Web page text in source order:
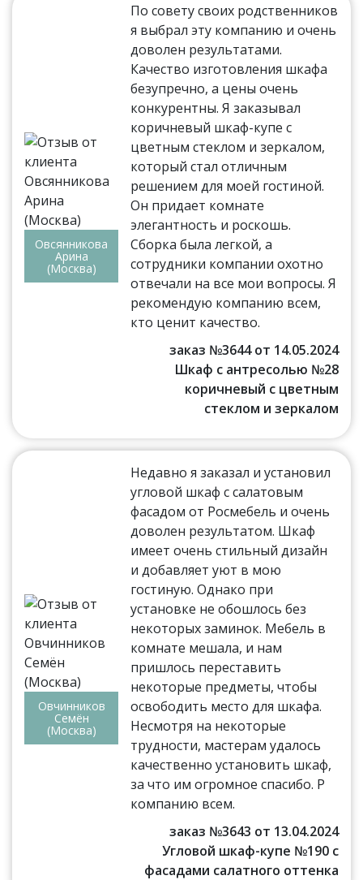
Овсянникова
Арина
(Москва)
По совету своих родственников
я выбрал эту компанию и очень
доволен результатами.
Качество изготовления шкафа
безупречно, а цены очень
конкурентны. Я заказывал
коричневый шкаф-купе с
цветным стеклом и зеркалом,
который стал отличным
решением для моей гостиной.
Он придает комнате
элегантность и роскошь.
Сборка была легкой, а
сотрудники компании охотно
отвечали на все мои вопросы. Я
рекомендую компанию всем,
кто ценит качество.
заказ №3644 от 14.05.2024
Шкаф с антресолью №28
коричневый с цветным
стеклом и зеркалом
Овчинников
Семён
(Москва)
Недавно я заказал и установил
угловой шкаф с салатовым
фасадом от Росмебель и очень
доволен результатом. Шкаф
имеет очень стильный дизайн
и добавляет уют в мою
гостиную. Однако при
установке не обошлось без
некоторых заминок. Мебель в
комнате мешала, и нам
пришлось переставить
некоторые предметы, чтобы
освободить место для шкафа.
Несмотря на некоторые
трудности, мастерам удалось
качественно установить шкаф,
за что им огромное спасибо. Р
компанию всем.
заказ №3643 от 13.04.2024
Угловой шкаф-купе №190 с
фасадами салатного оттенка